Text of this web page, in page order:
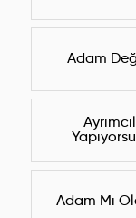
Adam
Adam Mı